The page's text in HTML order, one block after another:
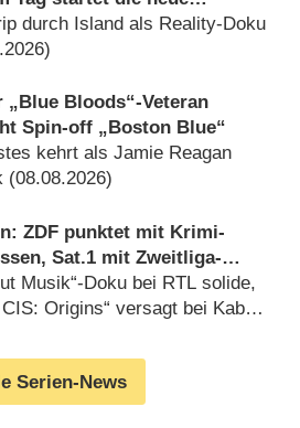
des Entertainer-Duos
durch Island als Reality-Doku
„Blue Bloods“-Veteran
Spin-off „Boston Blue“
kehrt als Jamie Reagan
(08.08.2026)
ZDF punktet mit Krimi-
Sat.1 mit Zweitliga-
Musik“-Doku bei RTL solide,
Origins“ versagt bei Kabel
Serien-News